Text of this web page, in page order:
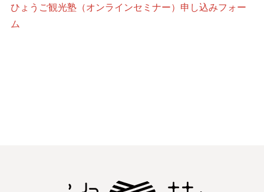
ひょうご観光塾（オンラインセミナー）申し込みフォー
ム